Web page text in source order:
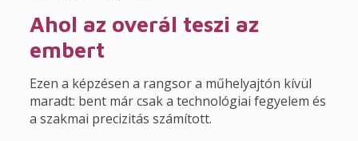
Ahol az overál teszi az
embert
Ezen a képzésen a rangsor a műhelyajtón kívül
maradt: bent már csak a technológiai fegyelem és
a szakmai precizitás számított.